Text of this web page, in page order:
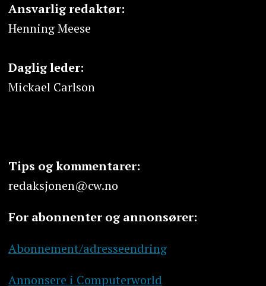
Ansvarlig redaktør:
Henning Meese
Daglig leder:
Mickael Carlson
Tips og kommentarer:
redaksjonen@cw.no
For abonnenter og annonsører:
Abonnement/adresseendring
Annonsere i Computerworld